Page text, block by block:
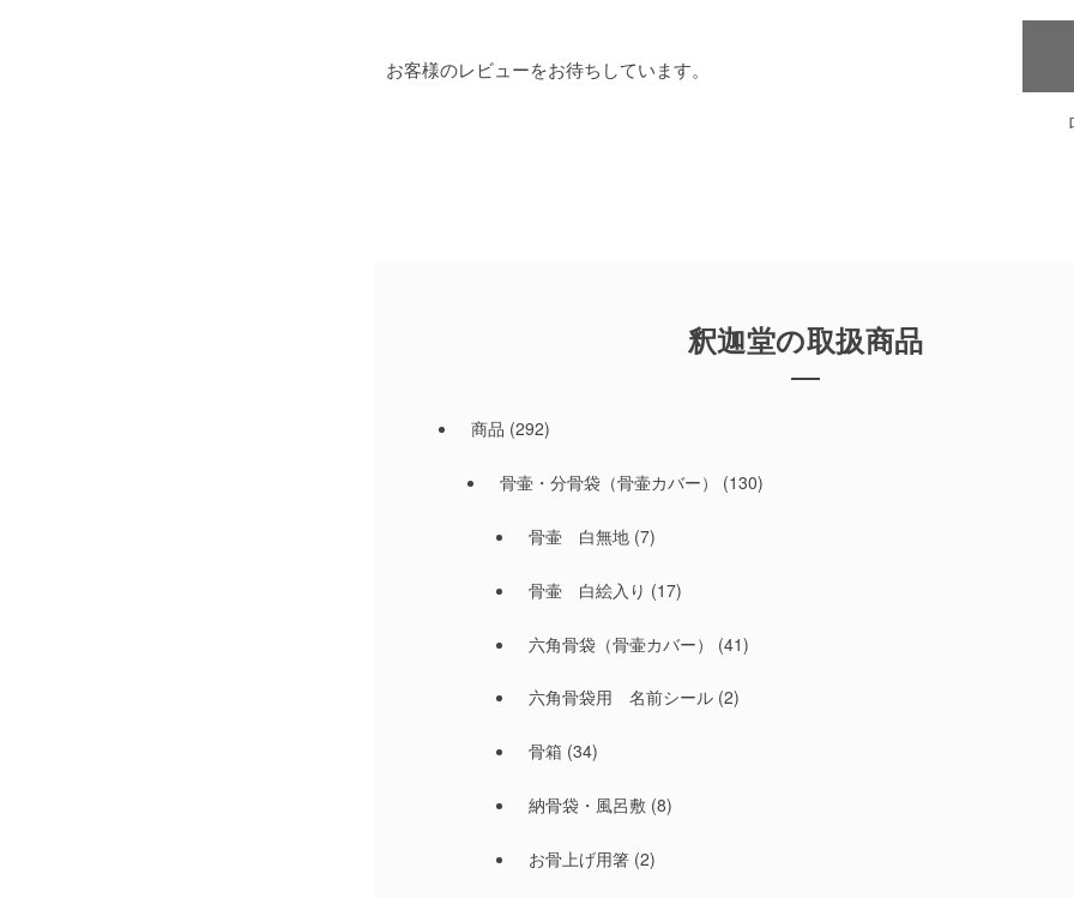
お客様のレビューをお待ちしています。
釈迦堂の取扱商品
商品 (292)
骨壷・分骨袋（骨壷カバー） (130)
骨壷 白無地(7)
骨壷 白絵入り (17)
六角骨袋（骨壷カバー） (41)
六角骨袋用 名前シール(2)
骨箱(34)
納骨袋・風呂敷(8)
お骨上げ用箸(2)